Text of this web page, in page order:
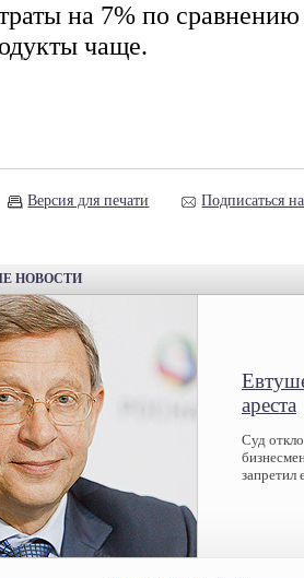
на 7% по сравнению
чаще.
Версия для печати Подписаться
НОВОСТИ
ареста
Суд
запретил